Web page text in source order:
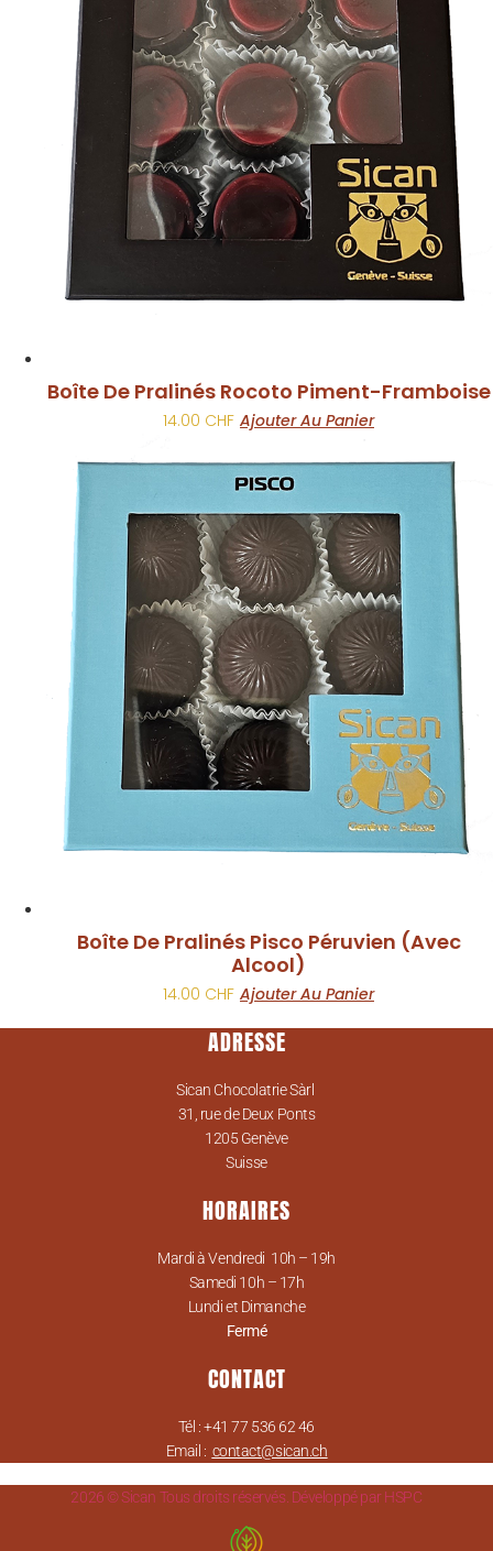
Boîte De Pralinés Rocoto Piment-Framboise
14.00 CHF Ajouter Au Panier
Boîte De Pralinés Pisco Péruvien (avec
Alcool)
14.00 CHF Ajouter Au Panier
ADRESSE
Sican Chocolatrie Sàrl
31, rue de Deux Ponts
1205 Genève
Suisse
HORAIRES
Mardi à Vendredi 10h – 19h
Samedi 10h – 17h
Lundi et Dimanche
Fermé
CONTACT
Tél : +41 77 536 62 46
Email : contact@sican.ch
2026 © Sican Tous droits réservés. Développé par HSPC